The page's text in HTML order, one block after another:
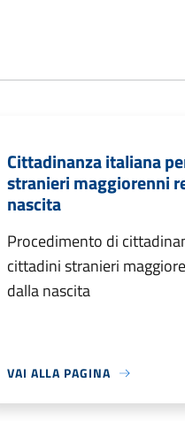
Cittadinanza italiana
stranieri maggiorenni
nascita
Procedimento di
cittadini stranieri
dalla nascita
VAI ALLA PAGINA